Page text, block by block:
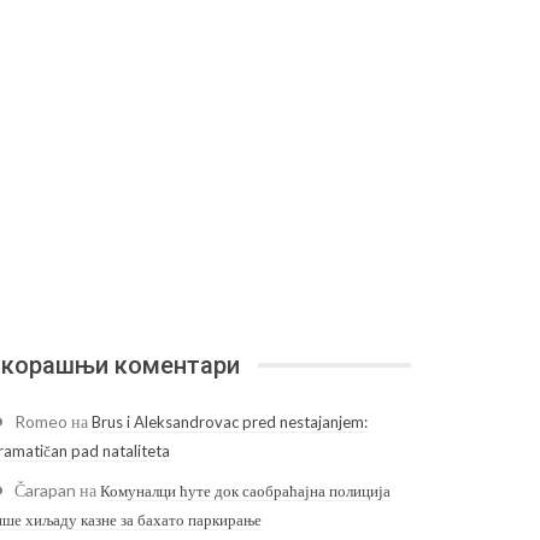
коментари
Romeo наBrus i Aleksandrovac pred nestajanjem:
pad nataliteta
Čarapan наКомуналци ћуте док саобраћајна полиција
хиљаду казне за бахато паркирање